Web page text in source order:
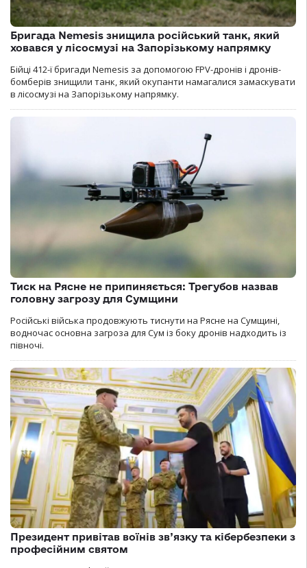
Бригада Nemesis знищила російський танк, який
ховався у лісосмузі на Запорізькому напрямку
Бійці 412-ї бригади Nemesis за допомогою FPV-дронів і дронів-
бомберів знищили танк, який окупанти намагалися замаскувати
в лісосмузі на Запорізькому напрямку.
Тиск на Рясне не припиняється: Трегубов назвав
головну загрозу для Сумщини
Російські війська продовжують тиснути на Рясне на Сумщині,
водночас основна загроза для Сум із боку дронів надходить із
півночі.
Президент привітав воїнів зв’язку та кібербезпеки з
професійним святом